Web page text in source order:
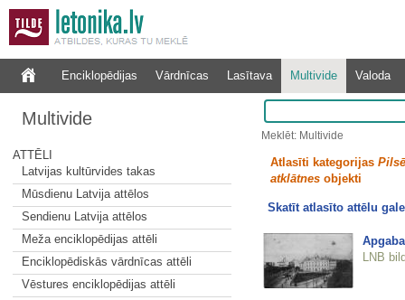
Enciklopēdijas Vārdnīcas Lasītava Multivide Valoda
Multivide
ATTĒLI
Latvijas kultūrvides takas
Mūsdienu Latvija attēlos
Sendienu Latvija attēlos
Meža enciklopēdijas attēli
Enciklopēdiskās vārdnīcas attēli
Vēstures enciklopēdijas attēli
Meklēt: Multivide
Atlasīti kategorijas
atklātnesobjekti
Skatīt atlasīto attēlu
LNB